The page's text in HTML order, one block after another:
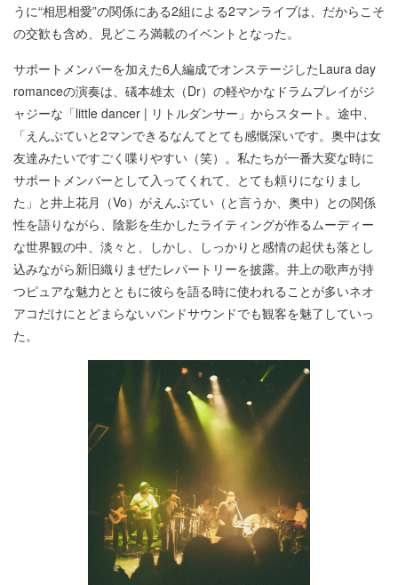
うに“相思相愛”の関係にある2組による2マンライブは、だからこそ
の交歓も含め、見どころ満載のイベントとなった。
サポートメンバーを加えた6人編成でオンステージしたLaura day
romanceの演奏は、礒本雄太（Dr）の軽やかなドラムプレイがジ
ャジーな「little dancer | リトルダンサー」からスタート。途中、
「えんぷていと2マンできるなんてとても感慨深いです。奥中は女
友達みたいですごく喋りやすい（笑）。私たちが一番大変な時に
サポートメンバーとして入ってくれて、とても頼りになりまし
た」と井上花月（Vo）がえんぷてい（と言うか、奥中）との関係
性を語りながら、陰影を生かしたライティングが作るムーディー
な世界観の中、淡々と、しかし、しっかりと感情の起伏も落とし
込みながら新旧織りまぜたレパートリーを披露。井上の歌声が持
つピュアな魅力とともに彼らを語る時に使われることが多いネオ
アコだけにとどまらないバンドサウンドでも観客を魅了していっ
た。